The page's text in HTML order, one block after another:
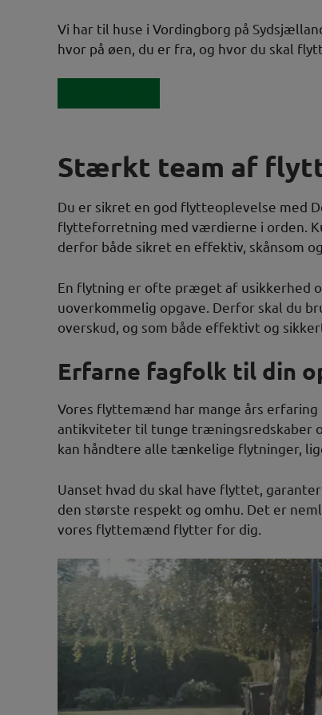
Vi har til huse i Vordingborg på
hvor på øen, du er fra, og hvor du skal
Stærkt team af
Du er sikret en god flytteoplevelse med
flytteforretning med værdierne i orden.
derfor både sikret en effektiv, skånsom
En flytning er ofte præget af usikkerhed
uoverkommelig opgave. Derfor skal du
overskud, og som både effektivt og
Erfarne fagfolk til din
Vores flyttemænd har mange års
antikviteter til tunge træningsredskaber
kan håndtere alle tænkelige flytninger,
Uanset hvad du skal have flyttet,
den største respekt og omhu. Det er
vores flyttemænd flytter for dig.